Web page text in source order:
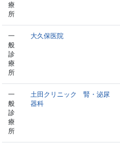
療
所
一
般
診
療
所
大久保医院
一
般
診
療
所
土田クリニック 腎・泌尿
器科